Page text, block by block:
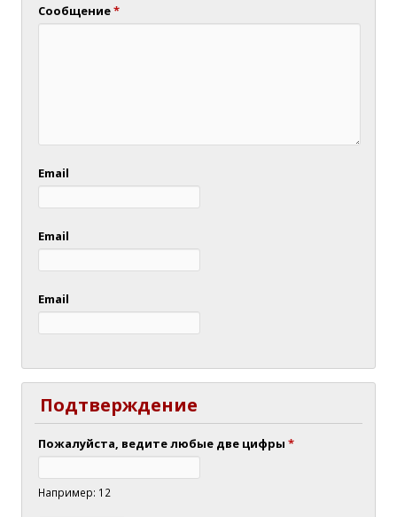
Сообщение*
Email
Email
Email
Подтверждение
Пожалуйста, ведите любые две цифры *
Например: 12